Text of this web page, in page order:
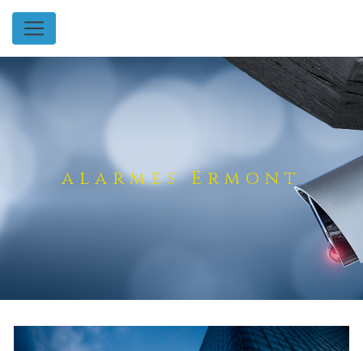
Panneau de gestion des cookies
alarmes Ermont